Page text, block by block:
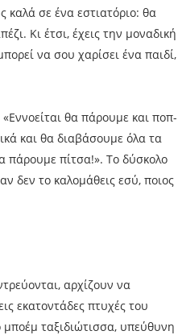
καλά σε ένα εστιατόριο: θα
Κι έτσι, έχεις την μοναδική
να σου χαρίσει ένα παιδί,
θα πάρουμε και ποπ-
και θα διαβάσουμε όλα τα
πάρουμε πίτσα!». Το δύσκολο
δεν το καλομάθεις εσύ, ποιος
αρχίζουν να
εκατοντάδες πτυχές του
ταξιδιώτισσα, υπεύθυνη